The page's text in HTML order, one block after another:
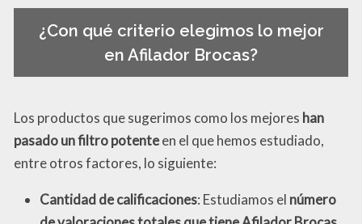
¿Con qué criterio elegimos lo mejor
en Afilador Brocas?
Los productos que sugerimos como los mejores han
pasado un filtro potenteen el que hemos estudiado,
entre otros factores, lo siguiente:
Cantidad de calificaciones: Estudiamos el número